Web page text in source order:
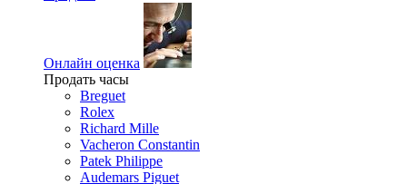
Онлайн оценка
Продать часы
Breguet
Rolex
Richard Mille
Vacheron Constantin
Patek Philippe
Audemars Piguet